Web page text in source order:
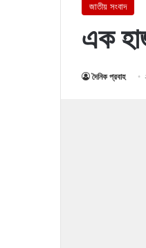
জাতীয় সংবাদ
এক
দৈনিক প্রবাহ